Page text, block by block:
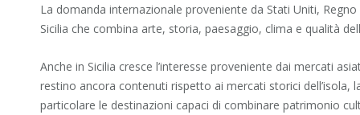
La domanda internazionale proveniente da Stati Uniti,
Sicilia che combina arte, storia, paesaggio, clima e qualità
Anche in Sicilia cresce l’interesse proveniente dai mercati
restino ancora contenuti rispetto ai mercati storici
particolare le destinazioni capaci di combinare patrimonio